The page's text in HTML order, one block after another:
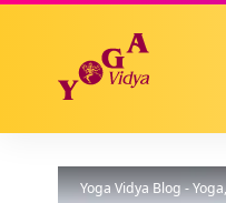
Yoga Vidya Blog -